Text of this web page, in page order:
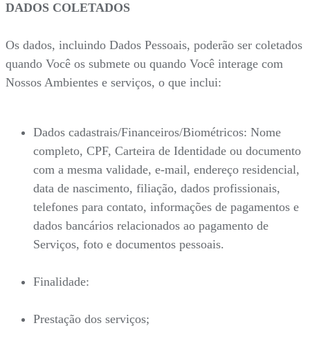
DADOS COLETADOS
Os dados, incluindo Dados Pessoais, poderão ser coletados
quando Você os submete ou quando Você interage com
Nossos Ambientes e serviços, o que inclui:
Dados cadastrais/Financeiros/Biométricos: Nome
completo, CPF, Carteira de Identidade ou documento
com a mesma validade, e-mail, endereço residencial,
data de nascimento, filiação, dados profissionais,
telefones para contato, informações de pagamentos e
dados bancários relacionados ao pagamento de
Serviços, foto e documentos pessoais.
Finalidade:
Prestação dos serviços;